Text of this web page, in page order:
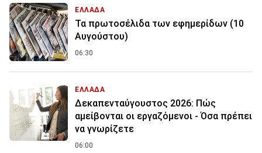
ΕΛΛΑΔΑ
Τα πρωτοσέλιδα των εφημερίδων (10
Αυγούστου)
06:30
ΕΛΛΑΔΑ
Δεκαπενταύγουστος 2026: Πώς
αμείβονται οι εργαζόμενοι - Όσα πρέπει
να γνωρίζετε
06:00